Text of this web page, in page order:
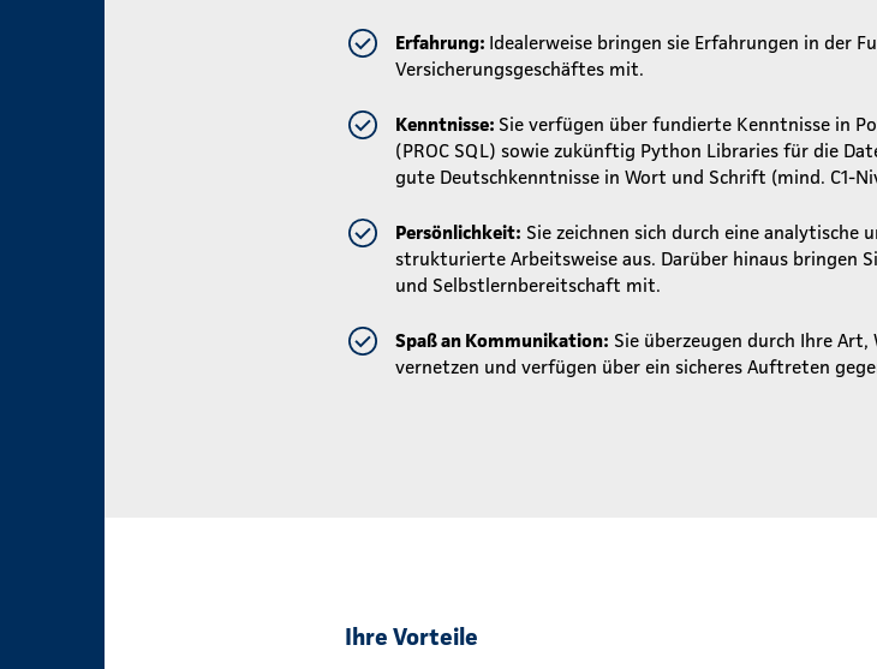
Erfahrung: Idealerweise bringen sie Erfahrungen in der
Versicherungsgeschäftes mit.
Kenntnisse: Sie verfügen über fundierte Kenntnisse in
(PROC SQL) sowie zukünftig Python Libraries für die
gute Deutschkenntnisse in Wort und Schrift (mind. C1-
Persönlichkeit: Sie zeichnen sich durch eine analytische
strukturierte Arbeitsweise aus. Darüber hinaus bringen
und Selbstlernbereitschaft mit.
Spaß an Kommunikation: Sie überzeugen durch Ihre
vernetzen und verfügen über ein sicheres Auftreten
Ihre Vorteile